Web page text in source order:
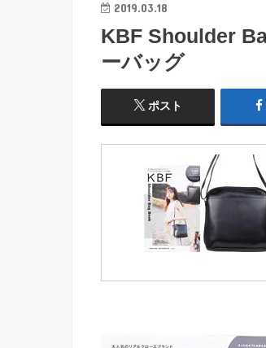
2019.03.18
KBF Shoulder
ーバッグ
ポスト